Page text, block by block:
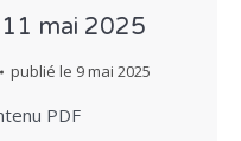
mai 2025
publié le 9 mai 2025
PDF